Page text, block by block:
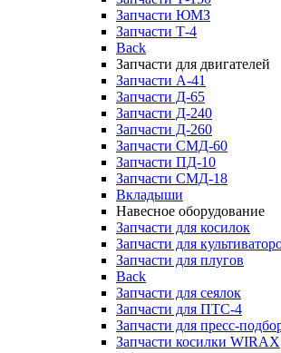
Запчасти ЮМЗ
Запчасти Т-4
Back
Запчасти для двигателей
Запчасти А-41
Запчасти Д-65
Запчасти Д-240
Запчасти Д-260
Запчасти СМД-60
Запчасти ПД-10
Запчасти СМД-18
Вкладыши
Навесное оборудование
Запчасти для косилок
Запчасти для
Запчасти для плугов
Back
Запчасти для сеялок
Запчасти для ПТС-4
Запчасти для пресс-
Запчасти косилки WIRAX